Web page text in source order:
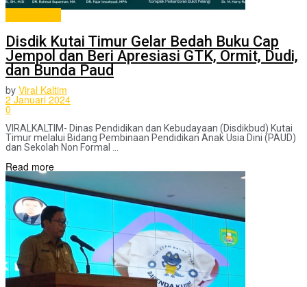
Disdik Kutai Timur Gelar Bedah Buku Cap
Jempol dan Beri Apresiasi GTK, Ormit, Dudi,
dan Bunda Paud
by Viral Kaltim
2 Januari 2024
0
VIRALKALTIM- Dinas Pendidikan dan Kebudayaan (Disdikbud) Kutai
Timur melalui Bidang Pembinaan Pendidikan Anak Usia Dini (PAUD)
dan Sekolah Non Formal ...
Read more